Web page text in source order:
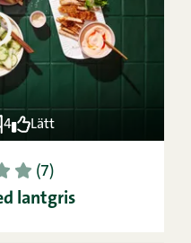
4 Lätt
5 (7)
lantgris